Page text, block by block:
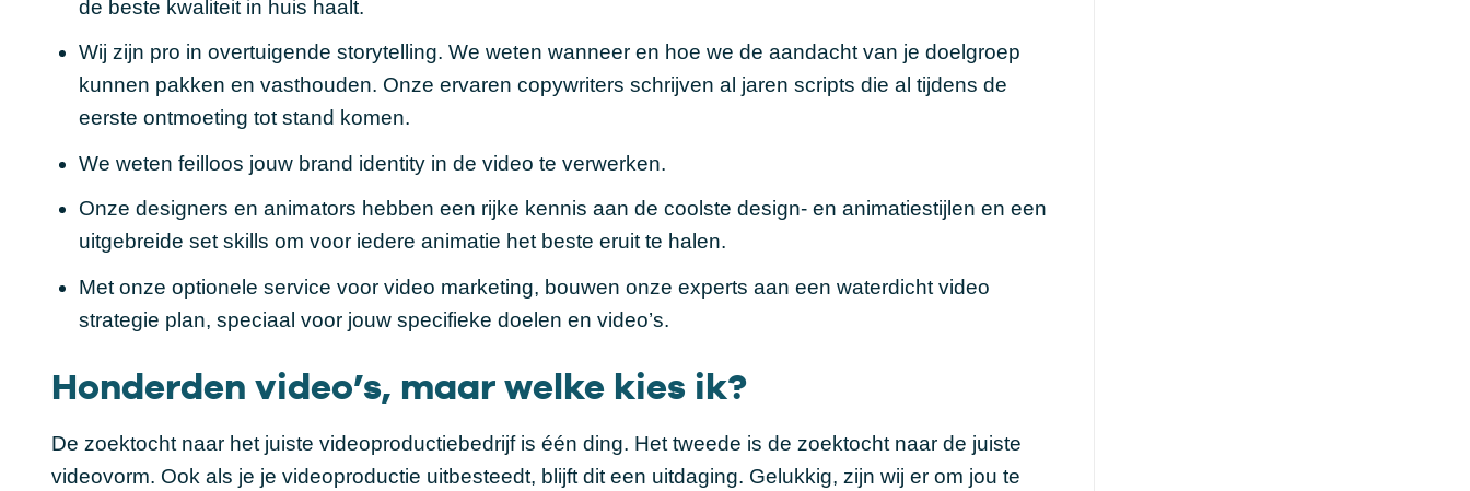
de beste kwaliteit in huis haalt.
Wij zijn pro in overtuigende storytelling. We weten wanneer en hoe we de aandacht van je doelgroep
kunnen pakken en vasthouden. Onze ervaren copywriters schrijven al jaren scripts die al tijdens de
eerste ontmoeting tot stand komen.
We weten feilloos jouw brand identity in de video te verwerken.
Onze designers en animators hebben een rijke kennis aan de coolste design- en animatiestijlen en een
uitgebreide set skills om voor iedere animatie het beste eruit te halen.
Met onze optionele service voor video marketing, bouwen onze experts aan een waterdicht video
strategie plan, speciaal voor jouw specifieke doelen en video’s.
Honderden video’s, maar welke kies ik?
De zoektocht naar het juiste videoproductiebedrijf is één ding. Het tweede is de zoektocht naar de juiste
videovorm. Ook als je je videoproductie uitbesteedt, blijft dit een uitdaging. Gelukkig, zijn wij er om jou te